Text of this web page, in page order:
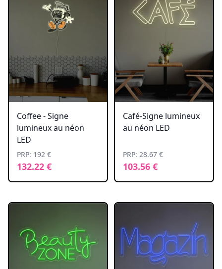
Coffee - Signe
lumineux au néon
LED
PRP: 192 €
132.22 €
Café-Signe lumineux
au néon LED
PRP: 28.67 €
103.56 €